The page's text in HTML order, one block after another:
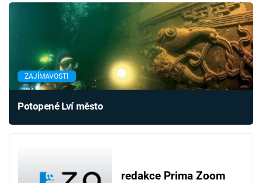
ZAJÍMAVOSTI
Potopené Lví město
redakce Prima Zoom